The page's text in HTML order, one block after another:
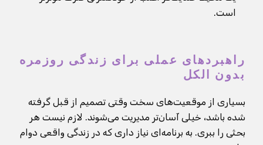
است.
راهبردهای عملی برای زندگی روزمره
بدون الکل
بسیاری از موقعیت‌های سخت وقتی تصمیم از قبل گرفته
شده باشد، خیلی آسان‌تر مدیریت می‌شوند. لازم نیست هر
بحثی را ببری. به برنامه‌ای نیاز داری که در زندگی واقعی دوام